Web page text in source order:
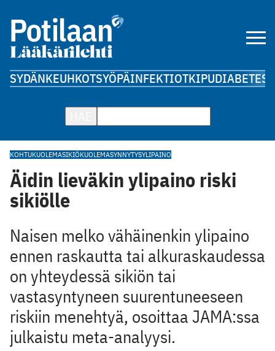
SYDÄNKEUHKOTSYÖPÄINFEKTIOTKIPUDIABETES
KOHTUKUOLEMASIKIÖKUOLEMASYNNYTYSYLIPAINO
Äidin lieväkin ylipaino riski
sikiölle
Naisen melko vähäinenkin ylipaino
ennen raskautta tai alkuraskaudessa
on yhteydessä sikiön tai
vastasyntyneen suurentuneeseen
riskiin menehtyä, osoittaa JAMA:ssa
julkaistu meta-analyysi.